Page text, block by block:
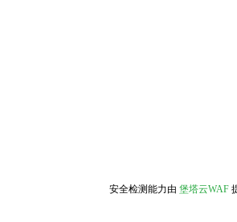
安全检测能力由 堡塔云WAF